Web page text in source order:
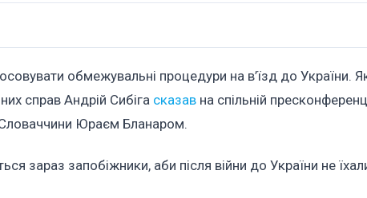
обмежувальні процедури на в’їзд до України.
справ Андрій Сибіга сказав на спільній
Словаччини Юраєм Бланаром.
зараз запобіжники, аби після війни до України не